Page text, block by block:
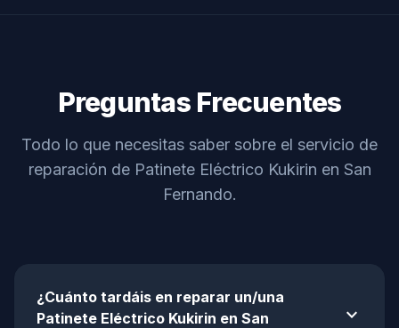
Preguntas Frecuentes
Todo lo que necesitas saber sobre el servicio de
reparación de Patinete Eléctrico Kukirin en San
Fernando.
¿Cuánto tardáis en reparar un/una
Patinete Eléctrico Kukirin en San
expand_more